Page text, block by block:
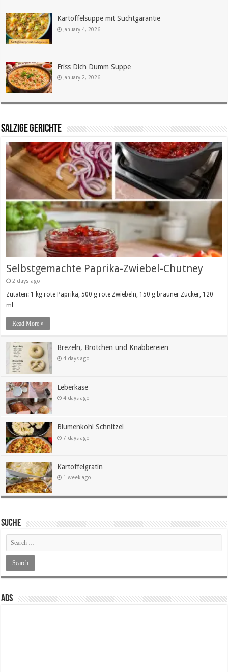
Kartoffelsuppe mit Suchtgarantie
January 4, 2026
Friss Dich Dumm Suppe
January 2, 2026
SALZIGE GERICHTE
Selbstgemachte Paprika-Zwiebel-Chutney
2 days ago
Zutaten: 1 kg rote Paprika, 500 g rote Zwiebeln, 150 g brauner Zucker, 120
ml …
Read More »
Brezeln, Brötchen und Knabbereien
4 days ago
Leberkäse
4 days ago
Blumenkohl Schnitzel
7 days ago
Kartoffelgratin
1 week ago
SUCHE
ADS